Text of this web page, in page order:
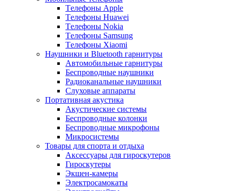
Tелефоны Apple
Tелефоны Huawei
Tелефоны Nokia
Tелефоны Samsung
Tелефоны Xiaomi
Наушники и Bluetooth гарнитуры
Автомобильные гарнитуры
Беспроводные наушники
Радиоканальные наушники
Слуховые аппараты
Портативная акустика
Акустические системы
Беспроводные колонки
Беспроводные микрофоны
Микросистемы
Товары для спорта и отдыха
Аксессуары для гироскутеров
Гироскутеры
Экшен-камеры
Электросамокаты